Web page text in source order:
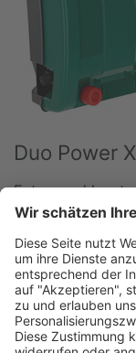
Duo Power
Extrem
anspruchsvolle
Wildabwehr.
Input Joule:
Output
Max.
mittl.